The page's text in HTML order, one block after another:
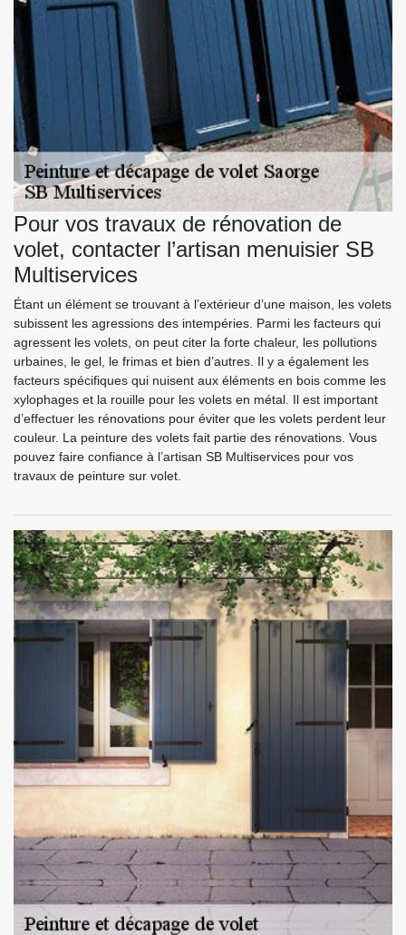
Pour vos travaux de rénovation de
volet, contacter l’artisan menuisier SB
Multiservices
Étant un élément se trouvant à l’extérieur d’une maison, les volets
subissent les agressions des intempéries. Parmi les facteurs qui
agressent les volets, on peut citer la forte chaleur, les pollutions
urbaines, le gel, le frimas et bien d’autres. Il y a également les
facteurs spécifiques qui nuisent aux éléments en bois comme les
xylophages et la rouille pour les volets en métal. Il est important
d’effectuer les rénovations pour éviter que les volets perdent leur
couleur. La peinture des volets fait partie des rénovations. Vous
pouvez faire confiance à l’artisan SB Multiservices pour vos
travaux de peinture sur volet.